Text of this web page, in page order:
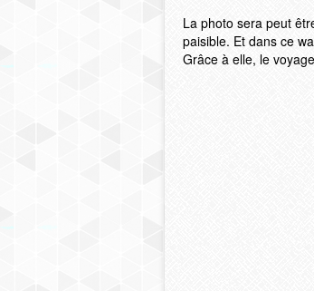
La photo sera peut
paisible. Et dans ce
Grâce à elle, le